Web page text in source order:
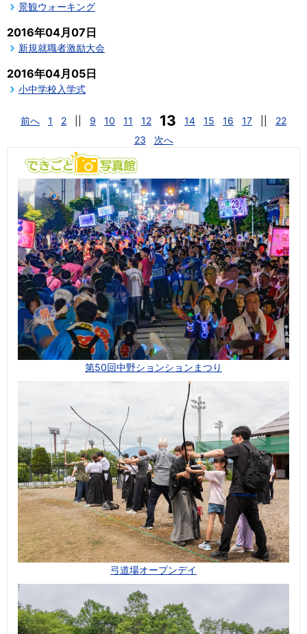
景観ウォーキング
2016年04月07日
新規就職者激励大会
2016年04月05日
小中学校入学式
前へ 1 2 9 10 11 12 13 14 15 16 17
22
23
次へ
第50回中野ションションまつり
弓道場オープンデイ